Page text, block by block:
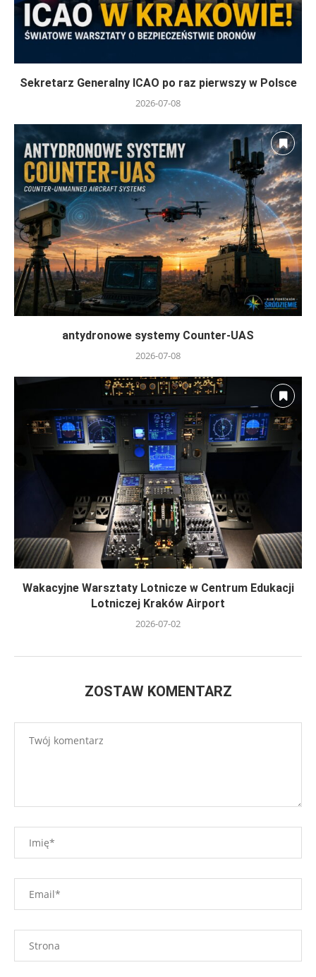
Sekretarz Generalny ICAO po raz pierwszy w Polsce
2026-07-08
antydronowe systemy Counter-UAS
2026-07-08
Wakacyjne Warsztaty Lotnicze w Centrum Edukacji
Lotniczej Kraków Airport
2026-07-02
ZOSTAW KOMENTARZ